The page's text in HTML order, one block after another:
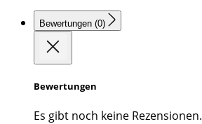
Bewertungen (0)
Bewertungen
Es gibt noch keine Rezensionen.